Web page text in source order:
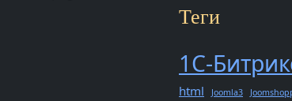
Теги
1С-
html
Joomla3